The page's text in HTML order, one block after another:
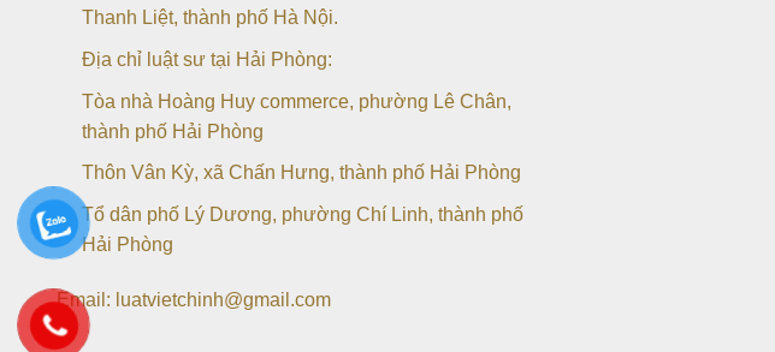
Thanh Liệt, thành phố Hà Nội.
Địa chỉ luật sư tại Hải Phòng:
Tòa nhà Hoàng Huy commerce, phường Lê Chân,
thành phố Hải Phòng
Thôn Vân Kỳ, xã Chấn Hưng, thành phố Hải Phòng
Tổ dân phố Lý Dương, phường Chí Linh, thành phố
Hải Phòng
Email: luatvietchinh@gmail.com